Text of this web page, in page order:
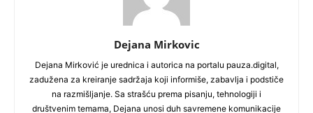
Dejana Mirkovic
Dejana Mirković je urednica i autorica na portalu pauza.digital,
zadužena za kreiranje sadržaja koji informiše, zabavlja i podstiče
na razmišljanje. Sa strašću prema pisanju, tehnologiji i
društvenim temama, Dejana unosi duh savremene komunikacije